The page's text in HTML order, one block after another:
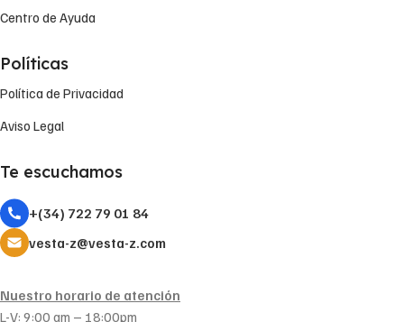
Centro de Ayuda
Políticas
Política de Privacidad
Aviso Legal
Te escuchamos
+(34) 722 79 01 84
vesta-z@vesta-z.com
Nuestro horario de atención
L-V: 9:00 am – 18:00pm